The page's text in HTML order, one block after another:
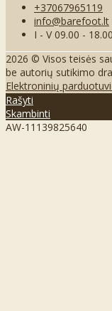
+37067965119
info@barefoot.lt
I - V 09.00 - 18.00
2026 © Visos teisės
be autorių sutikimo
Elektroninių
Rašyti
Skambinti
AW-11139825640